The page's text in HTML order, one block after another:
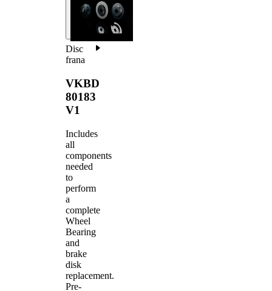
Disc
frana
VKBD
80183
V1
Includes
all
components
needed
to
perform
a
complete
Wheel
Bearing
and
brake
disk
replacement.
Pre-